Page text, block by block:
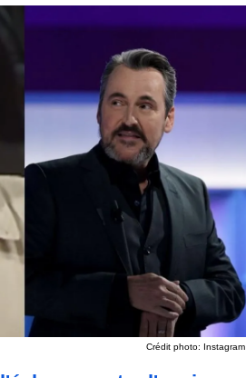
Crédit photo: Instagram